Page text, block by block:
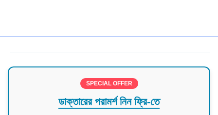
SPECIAL OFFER
ডাক্তারের পরামর্শ নিন ফ্রি-তে